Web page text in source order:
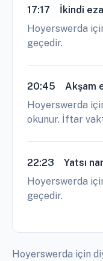
17:17
İkindi
Hoyerswerda
geçedir.
20:45
Akşam
Hoyerswerda
okunur. İftar
22:23
Yatsı
Hoyerswerda
geçedir.
Hoyerswerda için